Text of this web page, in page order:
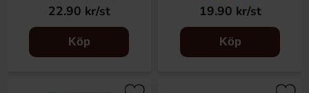
22.90 kr/st
Köp
19.90 kr/st
Köp